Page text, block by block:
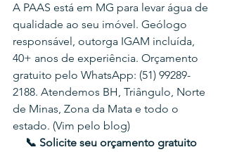
A PAAS está em MG para levar água de
qualidade ao seu imóvel. Geólogo
responsável, outorga IGAM incluída,
40+ anos de experiência. Orçamento
gratuito pelo WhatsApp: (51) 99289-
2188. Atendemos BH, Triângulo, Norte
de Minas, Zona da Mata e todo o
estado. (Vim pelo blog)
📞 Solicite seu orçamento gratuito